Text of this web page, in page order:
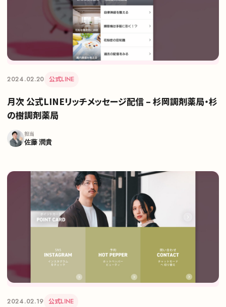
サイトトップ
支援実績
ナレッジノート
企業理念
メンバー
採用情報
お知らせ
お問い合わせ
2024.02.20 公式LINE
月次 公式LINEリッチメッセージ配信 – 杉岡調剤薬局・杉
の樹調剤薬局
担当
佐藤 潤貴
2024.02.19 公式LINE